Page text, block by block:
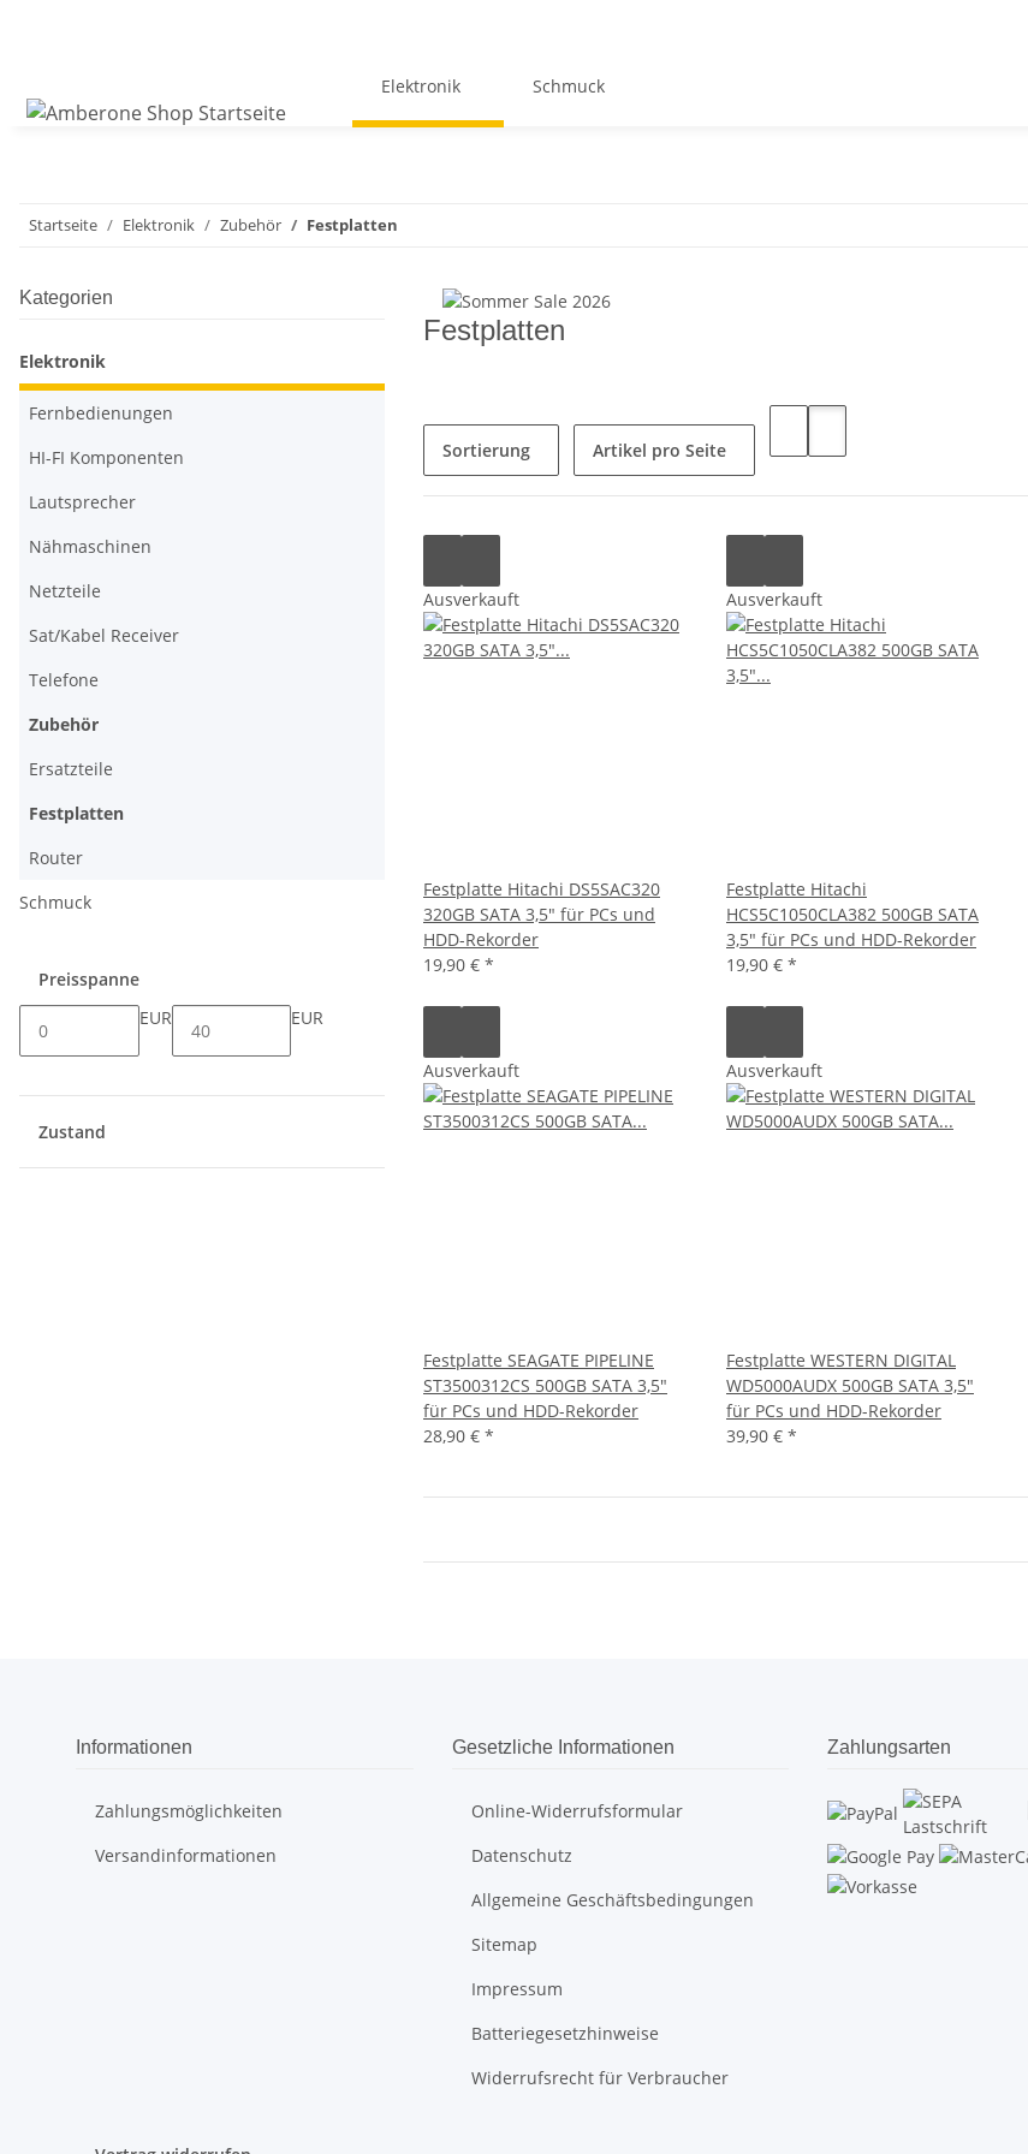
Elektronik Schmuck
Startseite Elektronik Zubehör Festplatten
Festplatten
Sortierung Artikel pro Seite
Ausverkauft
Festplatte Hitachi DS5SAC320
320GB SATA 3,5" für PCs und
HDD-Rekorder
19,90 € *
Ausverkauft
Festplatte Hitachi
HCS5C1050CLA382 500GB SATA
3,5" für PCs und HDD-Rekorder
19,90 € *
Ausverkauft
Festplatte SEAGATE PIPELINE
ST3500312CS 500GB SATA 3,5"
für PCs und HDD-Rekorder
28,90 € *
Ausverkauft
Festplatte WESTERN DIGITAL
WD5000AUDX 500GB SATA 3,5"
für PCs und HDD-Rekorder
39,90 € *
Kategorien
Elektronik
Fernbedienungen
HI-FI Komponenten
Lautsprecher
Nähmaschinen
Netzteile
Sat/Kabel Receiver
Telefone
Zubehör
Ersatzteile
Festplatten
Router
Schmuck
Preisspanne
EUR
EUR
Zustand
Informationen
Zahlungsmöglichkeiten
Versandinformationen
Gesetzliche Informationen
Online-Widerrufsformular
Datenschutz
Allgemeine Geschäftsbedingungen
Sitemap
Impressum
Batteriegesetzhinweise
Widerrufsrecht für Verbraucher
Zahlungsarten